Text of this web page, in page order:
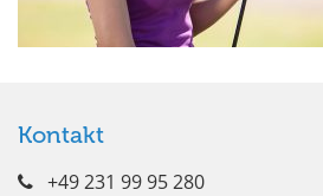
Kontakt
+49 231 99 95 280